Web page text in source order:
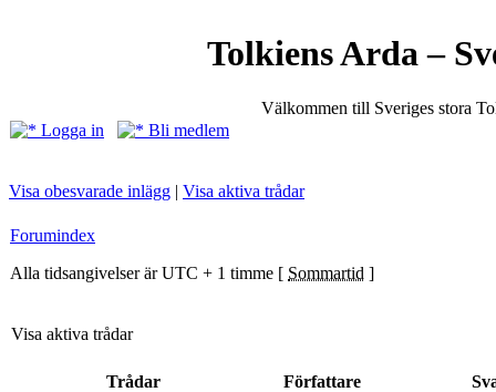
Tolkiens Arda –
Välkommen till Sveriges stora
Logga in
Bli medlem
Visa obesvarade inlägg | Visa aktiva trådar
Forumindex
Alla tidsangivelser är UTC + 1 timme [ Sommartid ]
Visa aktiva trådar
Trådar Författare